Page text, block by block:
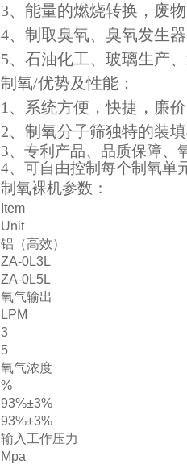
3、 能量的燃烧转换，废物
4、 制取臭氧、臭氧发生器
5、 石油化工、玻璃生产
制氧/优势及性能：
1、 系统方便，快捷，廉
2、 制氧分子筛独特的装
3、专利产品、品质保障、
4、可自由控制每个制氧单
制氧裸机参数：
Item
Unit
铝（高效）
ZA-0L3L
ZA-0L5L
氧气输出
LPM
3
5
氧气浓度
%
93%±3%
93%±3%
输入工作压力
Mpa